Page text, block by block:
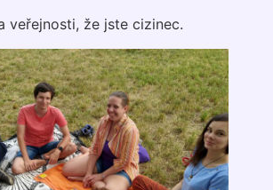
veřejnosti, že jste cizinec.